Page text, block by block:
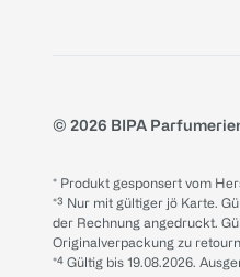
© 2026 BIPA
* Produkt gesponsert vom
*³ Nur mit gültiger jö Karte.
der Rechnung angedruckt.
Originalverpackung zu
*⁴ Gültig bis 19.08.2026.